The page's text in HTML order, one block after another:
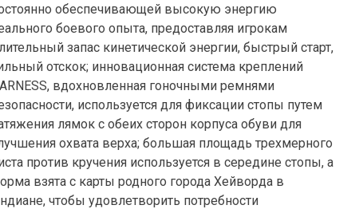
обеспечивающей высокую энергию
боевого опыта, предоставляя игрокам
запас кинетической энергии, быстрый старт,
отскок; инновационная система креплений
вдохновленная гоночными ремнями
используется для фиксации стопы путем
лямок с обеих сторон корпуса обуви для
охвата верха; большая площадь трехмерного
против кручения используется в середине стопы, а
взята с карты родного города Хейворда в
чтобы удовлетворить потребности